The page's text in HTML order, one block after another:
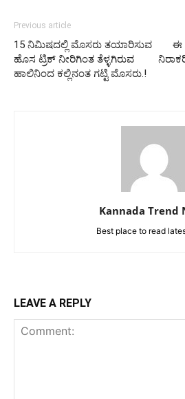
Previous article
15 ನಿಮಿಷದಲ್ಲಿ ಮೊಸರು ತಯಾರಿಸುವ
ಹೊಸ ಟ್ರಿಕ್ ನೀರಿಗಿಂತ ತೆಳ್ಳಗಿರುವ
ಹಾಲಿನಿಂದ ಕಲ್ಲಿನಂತ ಗಟ್ಟಿ ಮೊಸರು.!
ಈ
Kannada Trend
Best place to read
LEAVE A REPLY